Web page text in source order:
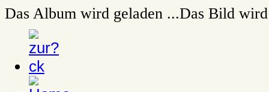
Das Album wird geladen ...Das Bild